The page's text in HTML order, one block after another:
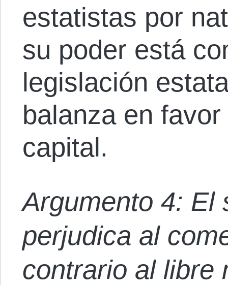
estatistas por
su poder está
legislación
balanza en
capital.
Argumento 4: El
perjudica al
contrario al libre